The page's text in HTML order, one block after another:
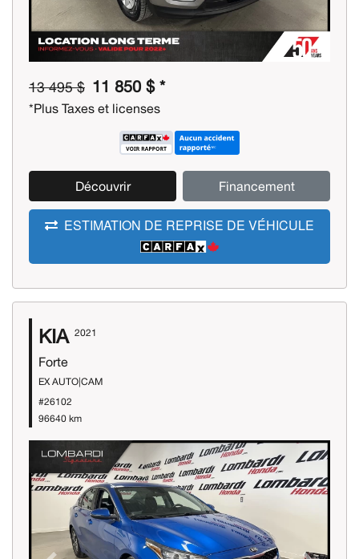
13 495 $ 11 850 $ *
*Plus Taxes et licenses
Découvrir Financement
ESTIMATION DE REPRISE DE VÉHICULE
KIA 2021
Forte
EX AUTO|CAM
#26102
96640 km